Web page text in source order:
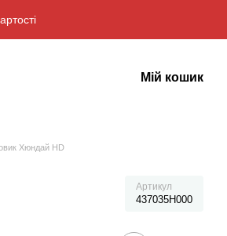
Мій кошик
Хюндай HD
Артикул
437035H000